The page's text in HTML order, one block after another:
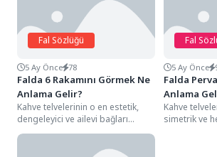
Fal Sözlüğü
5 Ay Önce 78
Falda 6 Rakamını Görmek Ne
Anlama Gelir?
Kahve telvelerinin o en estetik,
dengeleyici ve ailevi bağları
simgeleyen detayları arasında,
Fal
5 Ay Önce
Falda
Anlama
Kahve
simetrik ve